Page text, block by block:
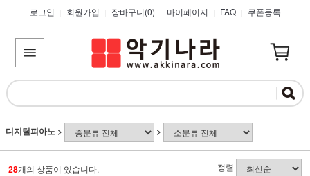
로그인 회원가입 장바구니(0) 마이페이지 FAQ 쿠폰등록
디지털피아노 > >
28개의 상품이 있습니다. 정렬